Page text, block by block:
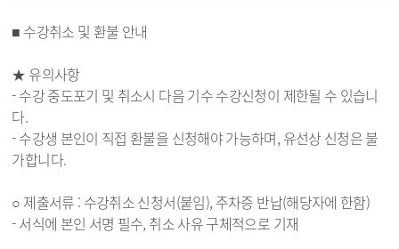
■ 수강취소 및 환불 안내
★ 유의사항
- 수강 중도포기 및 취소시 다음 기수 수강신청이 제한될 수 있습니
다.
- 수강생 본인이 직접 환불을 신청해야 가능하며, 유선상 신청은 불
가합니다.
○ 제출서류 : 수강취소 신청서(붙임), 주차증 반납(해당자에 한함)
- 서식에 본인 서명 필수, 취소 사유 구체적으로 기재